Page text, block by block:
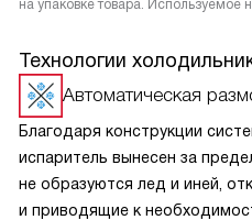
на упаковке товара. Используемое
Технологии
Автоматическая
Благодаря конструкции
испаритель вынесен за
не образуются лед и иней,
и приводящие к